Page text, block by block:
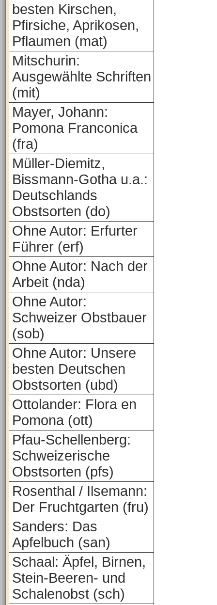
besten Kirschen,
Pfirsiche, Aprikosen,
Pflaumen (mat)
Mitschurin:
Ausgewählte Schriften
(mit)
Mayer, Johann:
Pomona Franconica
(fra)
Müller-Diemitz,
Bissmann-Gotha u.a.:
Deutschlands
Obstsorten (do)
Ohne Autor: Erfurter
Führer (erf)
Ohne Autor: Nach der
Arbeit (nda)
Ohne Autor:
Schweizer Obstbauer
(sob)
Ohne Autor: Unsere
besten Deutschen
Obstsorten (ubd)
Ottolander: Flora en
Pomona (ott)
Pfau-Schellenberg:
Schweizerische
Obstsorten (pfs)
Rosenthal / Ilsemann:
Der Fruchtgarten (fru)
Sanders: Das
Apfelbuch (san)
Schaal: Äpfel, Birnen,
Stein-Beeren- und
Schalenobst (sch)